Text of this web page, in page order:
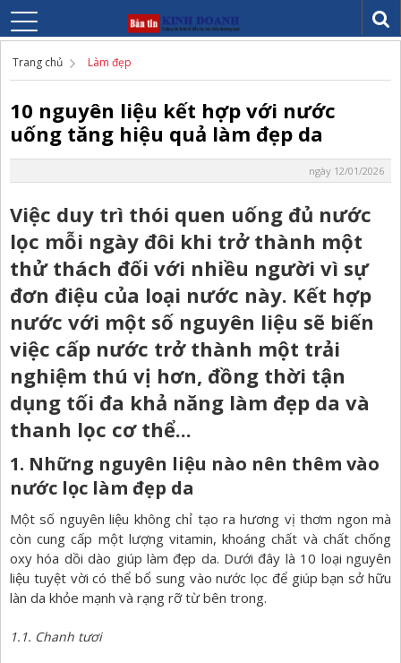
Trang chủ Làm đẹp
10 nguyên liệu kết hợp với nước
uống tăng hiệu quả làm đẹp da
ngày 12/01/2026
Việc duy trì thói quen uống đủ nước
lọc mỗi ngày đôi khi trở thành một
thử thách đối với nhiều người vì sự
đơn điệu của loại nước này. Kết hợp
nước với một số nguyên liệu sẽ biến
việc cấp nước trở thành một trải
nghiệm thú vị hơn, đồng thời tận
dụng tối đa khả năng làm đẹp da và
thanh lọc cơ thể...
1. Những nguyên liệu nào nên thêm vào
nước lọc làm đẹp da
Một số nguyên liệu không chỉ tạo ra hương vị thơm ngon mà
còn cung cấp một lượng vitamin, khoáng chất và chất chống
oxy hóa dồi dào giúp làm đẹp da. Dưới đây là 10 loại nguyên
liệu tuyệt vời có thể bổ sung vào nước lọc để giúp bạn sở hữu
làn da khỏe mạnh và rạng rỡ từ bên trong.
1.1. Chanh tươi